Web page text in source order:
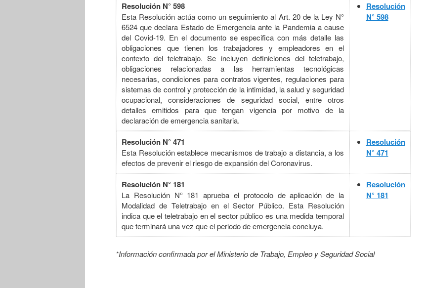
Resolución N° 598
Esta Resolución actúa como un seguimiento al Art. 20 de la Ley N°
6524 que declara Estado de Emergencia ante la Pandemia a cause
del Covid-19. En el documento se especifica con más detalle las
obligaciones que tienen los trabajadores y empleadores en el
contexto del teletrabajo. Se incluyen definiciones del teletrabajo,
obligaciones relacionadas a las herramientas tecnológicas
necesarias, condiciones para contratos vigentes, regulaciones para
sistemas de control y protección de la intimidad, la salud y seguridad
ocupacional, consideraciones de seguridad social, entre otros
detalles emitidos para que tengan vigencia por motivo de la
declaración de emergencia sanitaria.
Resolución
N° 598
Resolución N° 471
Esta Resolución establece mecanismos de trabajo a distancia, a los
efectos de prevenir el riesgo de expansión del Coronavirus.
Resolución
N° 471
Resolución N° 181
La Resolución N° 181 aprueba el protocolo de aplicación de la
Modalidad de Teletrabajo en el Sector Público. Esta Resolución
indica que el teletrabajo en el sector público es una medida temporal
que terminará una vez que el periodo de emergencia concluya.
Resolución
N° 181
*Información confirmada por el Ministerio de Trabajo, Empleo y Seguridad Social